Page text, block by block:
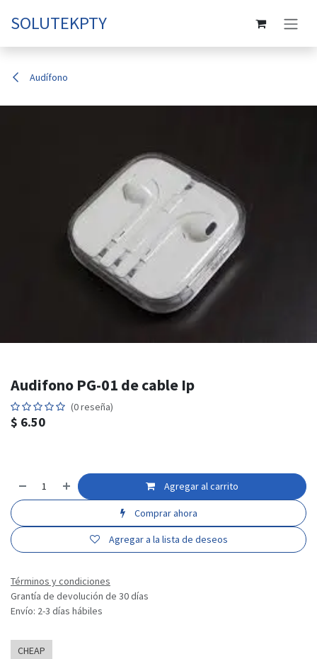
SOLUTEKPTY
Audífono
Audifono PG-01 de cable Ip
(0 reseña)
$ 6.50
Agregar al carrito
Comprar ahora
Agregar a la lista de deseos
Términos y condiciones
Grantía de devolución de 30 días
Envío: 2-3 días hábiles
CHEAP